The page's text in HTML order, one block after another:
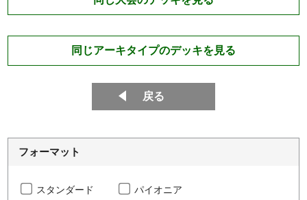
同じアーキタイプのデッキを見る
戻る
フォーマット
スタンダード パイオニア